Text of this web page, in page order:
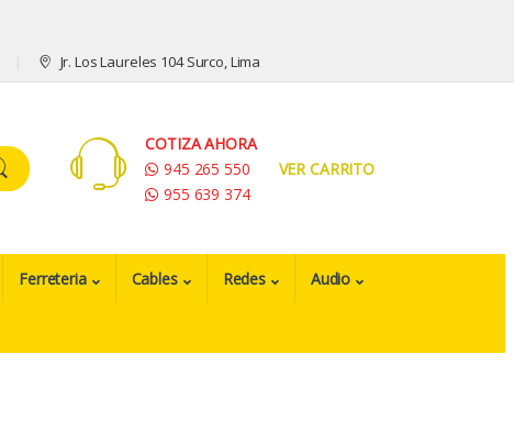
Jr. Los Laureles 104 Surco, Lima
COTIZA AHORA
945 265 550
955 639 374
VER CARRITO
Ferreteria Cables Redes Audio